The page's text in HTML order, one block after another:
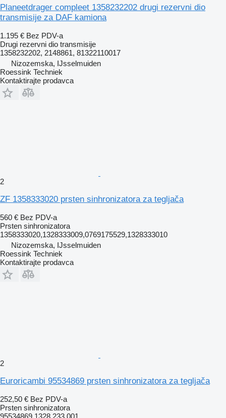
Planeetdrager compleet 1358232202 drugi rezervni dio
transmisije za DAF kamiona
1.195 € Bez PDV-a
Drugi rezervni dio transmisije
1358232202, 2148861, 81322110017
Nizozemska, IJsselmuiden
Roessink Techniek
Kontaktirajte prodavca
2
ZF 1358333020 prsten sinhronizatora za tegljača
560 € Bez PDV-a
Prsten sinhronizatora
1358333020,1328333009,0769175529,1328333010
Nizozemska, IJsselmuiden
Roessink Techniek
Kontaktirajte prodavca
2
Euroricambi 95534869 prsten sinhronizatora za tegljača
252,50 € Bez PDV-a
Prsten sinhronizatora
95534869,1328 233 001